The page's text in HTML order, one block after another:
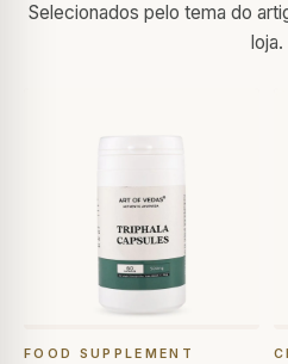
Selecionados pelo tema do
loja.
FOOD SUPPLEMENT